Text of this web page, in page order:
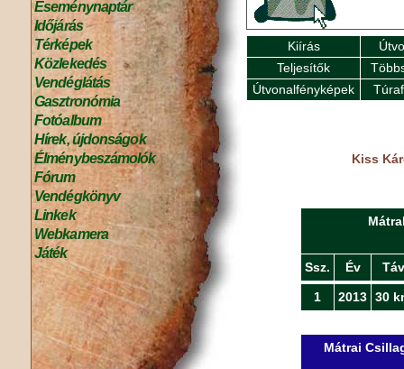
Eseménynaptár
Időjárás
Térképek
Közlekedés
Vendéglátás
Gasztronómia
Fotóalbum
Hírek, újdonságok
Élménybeszámolók
Fórum
Vendégkönyv
Linkek
Webkamera
Játék
Kiírás
Teljesítők
Útvonalfényképek
Kiss
Ssz. Év Táv
1 2013 30
Mátrai